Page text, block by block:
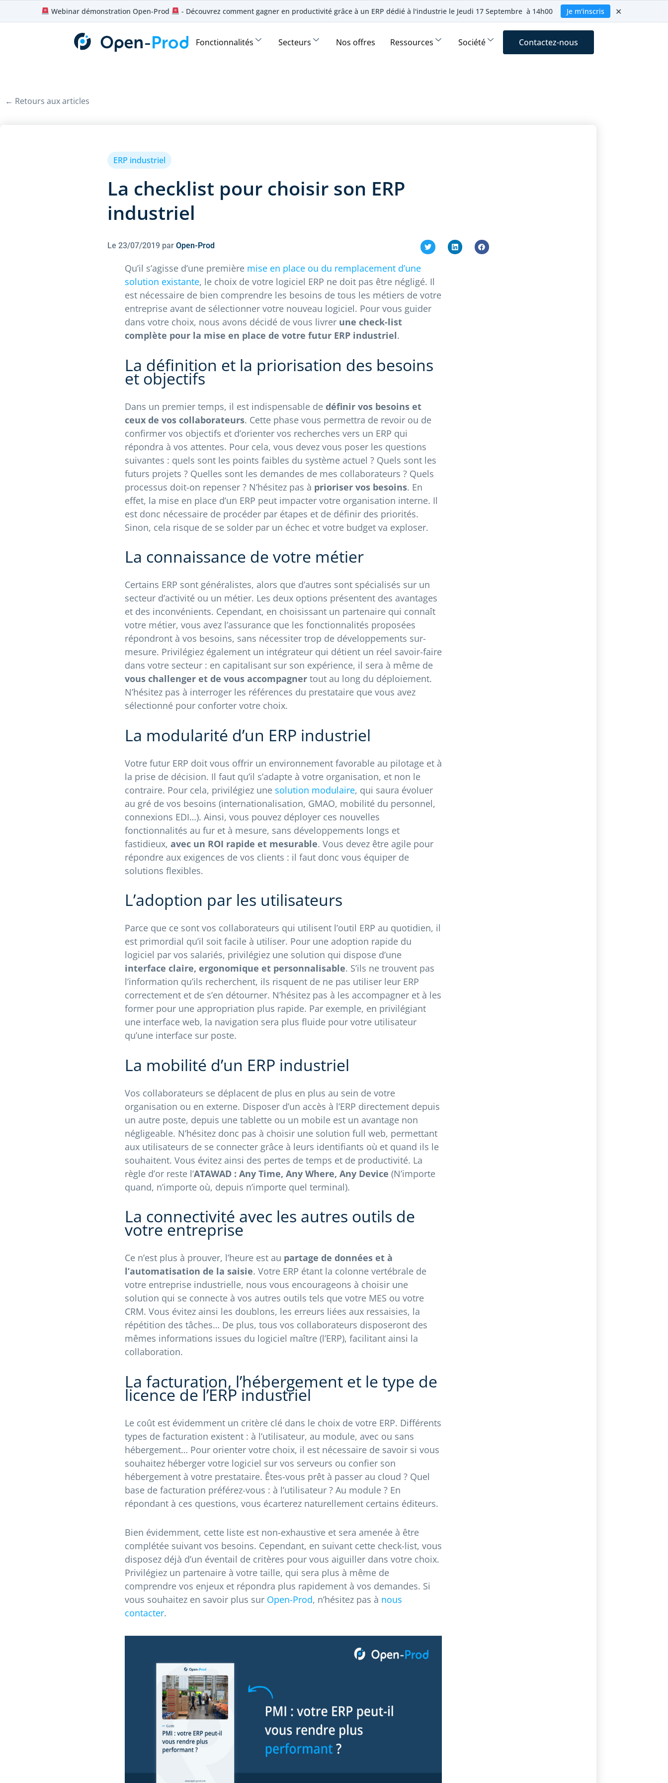
Webinar démonstration Open-Prod - Découvrez comment gagner en productivité grâce à un ERP dédié à l'industrie le Jeudi 17 Septembre à 14h00 Je m'inscris ✕
Fonctionnalités Secteurs Nos offres Ressources Société Contactez-nous
← Retours aux articles
ERP industriel
La checklist pour choisir son ERP
industriel
Le 23/07/2019 par Open-Prod
Qu’il s’agisse d’une première mise en place ou du remplacement d’une
solution existante, le choix de votre logiciel ERP ne doit pas être négligé. Il
est nécessaire de bien comprendre les besoins de tous les métiers de votre
entreprise avant de sélectionner votre nouveau logiciel. Pour vous guider
dans votre choix, nous avons décidé de vous livrer une check-list
complète pour la mise en place de votre futur ERP industriel.
La définition et la priorisation des besoins
et objectifs
Dans un premier temps, il est indispensable de définir vos besoins et
ceux de vos collaborateurs. Cette phase vous permettra de revoir ou de
confirmer vos objectifs et d’orienter vos recherches vers un ERP qui
répondra à vos attentes. Pour cela, vous devez vous poser les questions
suivantes : quels sont les points faibles du système actuel ? Quels sont les
futurs projets ? Quelles sont les demandes de mes collaborateurs ? Quels
processus doit-on repenser ? N’hésitez pas à prioriser vos besoins. En
effet, la mise en place d’un ERP peut impacter votre organisation interne. Il
est donc nécessaire de procéder par étapes et de définir des priorités.
Sinon, cela risque de se solder par un échec et votre budget va exploser.
La connaissance de votre métier
Certains ERP sont généralistes, alors que d’autres sont spécialisés sur un
secteur d’activité ou un métier. Les deux options présentent des avantages
et des inconvénients. Cependant, en choisissant un partenaire qui connaît
votre métier, vous avez l’assurance que les fonctionnalités proposées
répondront à vos besoins, sans nécessiter trop de développements sur-
mesure. Privilégiez également un intégrateur qui détient un réel savoir-faire
dans votre secteur : en capitalisant sur son expérience, il sera à même de
vous challenger et de vous accompagnertout au long du déploiement.
N’hésitez pas à interroger les références du prestataire que vous avez
sélectionné pour conforter votre choix.
La modularité d’un ERP industriel
Votre futur ERP doit vous offrir un environnement favorable au pilotage et à
la prise de décision. Il faut qu’il s’adapte à votre organisation, et non le
contraire. Pour cela, privilégiez une solution modulaire, qui saura évoluer
au gré de vos besoins (internationalisation, GMAO, mobilité du personnel,
connexions EDI…). Ainsi, vous pouvez déployer ces nouvelles
fonctionnalités au fur et à mesure, sans développements longs et
fastidieux, avec un ROI rapide et mesurable. Vous devez être agile pour
répondre aux exigences de vos clients : il faut donc vous équiper de
solutions flexibles.
L’adoption par les utilisateurs
Parce que ce sont vos collaborateurs qui utilisent l’outil ERP au quotidien, il
est primordial qu’il soit facile à utiliser. Pour une adoption rapide du
logiciel par vos salariés, privilégiez une solution qui dispose d’une
interface claire, ergonomique et personnalisable. S’ils ne trouvent pas
l’information qu’ils recherchent, ils risquent de ne pas utiliser leur ERP
correctement et de s’en détourner. N’hésitez pas à les accompagner et à les
former pour une appropriation plus rapide. Par exemple, en privilégiant
une interface web, la navigation sera plus fluide pour votre utilisateur
qu’une interface sur poste.
La mobilité d’un ERP industriel
Vos collaborateurs se déplacent de plus en plus au sein de votre
organisation ou en externe. Disposer d’un accès à l’ERP directement depuis
un autre poste, depuis une tablette ou un mobile est un avantage non
négligeable. N’hésitez donc pas à choisir une solution full web, permettant
aux utilisateurs de se connecter grâce à leurs identifiants où et quand ils le
souhaitent. Vous évitez ainsi des pertes de temps et de productivité. La
règle d’or reste l’ATAWAD : Any Time, Any Where, Any Device (N’importe
quand, n’importe où, depuis n’importe quel terminal).
La connectivité avec les autres outils de
votre entreprise
Ce n’est plus à prouver, l’heure est au partage de données et à
l’automatisation de la saisie. Votre ERP étant la colonne vertébrale de
votre entreprise industrielle, nous vous encourageons à choisir une
solution qui se connecte à vos autres outils tels que votre MES ou votre
CRM. Vous évitez ainsi les doublons, les erreurs liées aux ressaisies, la
répétition des tâches… De plus, tous vos collaborateurs disposeront des
mêmes informations issues du logiciel maître (l’ERP), facilitant ainsi la
collaboration.
La facturation, l’hébergement et le type de
licence de l’ERP industriel
Le coût est évidemment un critère clé dans le choix de votre ERP. Différents
types de facturation existent : à l’utilisateur, au module, avec ou sans
hébergement… Pour orienter votre choix, il est nécessaire de savoir si vous
souhaitez héberger votre logiciel sur vos serveurs ou confier son
hébergement à votre prestataire. Êtes-vous prêt à passer au cloud ? Quel
base de facturation préférez-vous : à l’utilisateur ? Au module ? En
répondant à ces questions, vous écarterez naturellement certains éditeurs.
Bien évidemment, cette liste est non-exhaustive et sera amenée à être
complétée suivant vos besoins. Cependant, en suivant cette check-list, vous
disposez déjà d’un éventail de critères pour vous aiguiller dans votre choix.
Privilégiez un partenaire à votre taille, qui sera plus à même de
comprendre vos enjeux et répondra plus rapidement à vos demandes. Si
vous souhaitez en savoir plus sur Open-Prod, n’hésitez pas à nous
contacter.